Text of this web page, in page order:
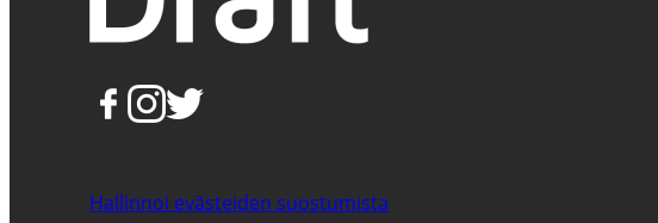
Hallinnoi evästeiden suostumista